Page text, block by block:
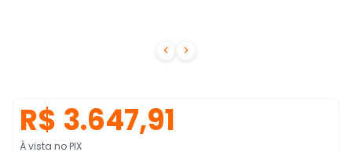
 
R$ 3.647,91
À vista no PIX